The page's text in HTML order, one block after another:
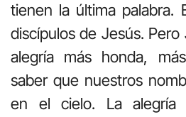
tienen la última palabra.
discípulos de Jesús.
alegría más honda,
saber que nuestros
en el cielo. La alegría